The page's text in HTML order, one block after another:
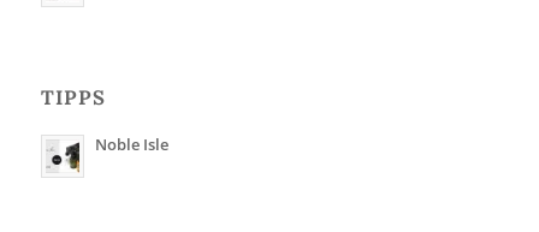
TIPPS
Noble Isle